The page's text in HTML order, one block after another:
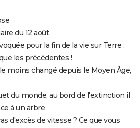
du 12 août
pour la fin de la vie sur Terre :
les précédentes !
moins changé depuis le Moyen Âge,
du monde, au bord de l'extinction il
à un arbre
d'excès de vitesse ? Ce que vous